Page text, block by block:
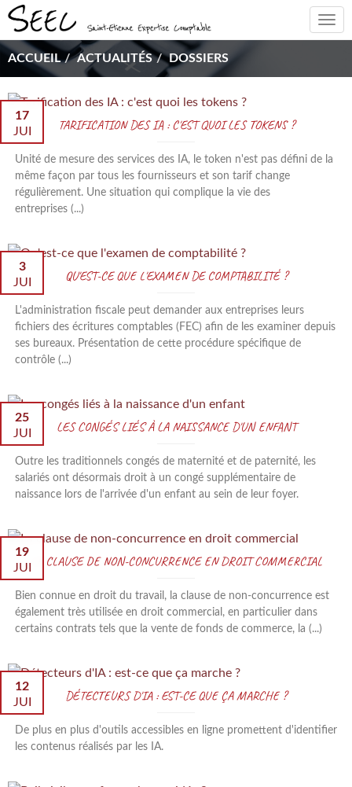
ACCUEIL
ACTUALITÉS DOSSIERS
TARIFICATION DES IA : C'EST QUOI LES TOKENS ?
17
JUI
Unité de mesure des services des IA, le token n'est pas défini de la
même façon par tous les fournisseurs et son tarif change
régulièrement. Une situation qui complique la vie des
entreprises (...)
QU'EST-CE QUE L'EXAMEN DE COMPTABILITÉ ?
3
JUI
L'administration fiscale peut demander aux entreprises leurs
fichiers des écritures comptables (FEC) afin de les examiner depuis
ses bureaux. Présentation de cette procédure spécifique de
contrôle (...)
LES CONGÉS LIÉS À LA NAISSANCE D'UN ENFANT
25
JUI
Outre les traditionnels congés de maternité et de paternité, les
salariés ont désormais droit à un congé supplémentaire de
naissance lors de l'arrivée d'un enfant au sein de leur foyer.
LA CLAUSE DE NON-CONCURRENCE EN DROIT COMMERCIAL
19
JUI
Bien connue en droit du travail, la clause de non-concurrence est
également très utilisée en droit commercial, en particulier dans
certains contrats tels que la vente de fonds de commerce, la (...)
DÉTECTEURS D'IA : EST-CE QUE ÇA MARCHE ?
12
JUI
De plus en plus d'outils accessibles en ligne promettent d'identifier
les contenus réalisés par les IA.